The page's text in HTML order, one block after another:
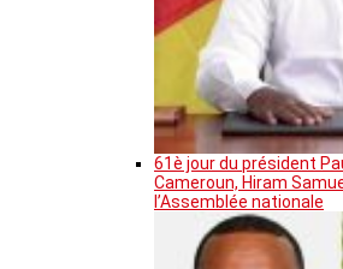
61è jour du président
Cameroun, Hiram
l’Assemblée nationale